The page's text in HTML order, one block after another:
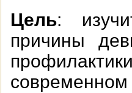
Цель:
причины